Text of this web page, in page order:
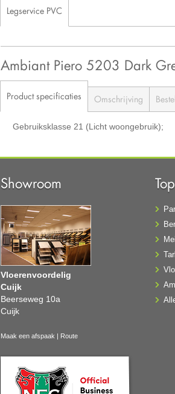
Legservice PVC
Ambiant Piero 5203 Dark
Product specificaties Omschrijving
Gebruiksklasse 21 (Licht woongebruik);
Showroom
Vloerenvoordelig
Cuijk
Beerseweg 10a
Cuijk
Maak een afspaak | Route